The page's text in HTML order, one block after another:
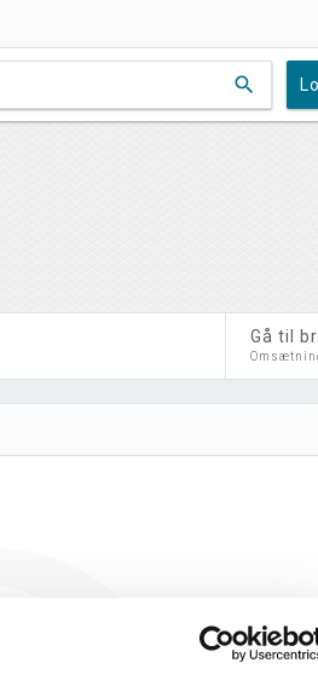
search
Gå til
ikke haft nogen